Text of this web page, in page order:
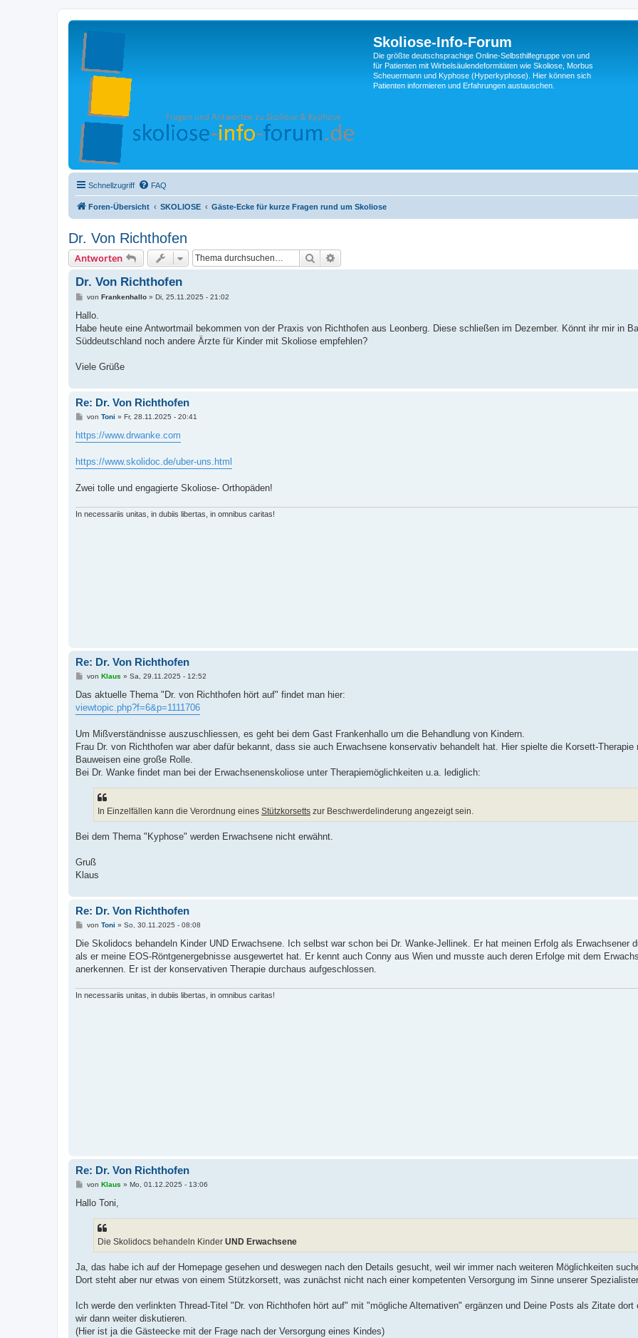
Skoliose-Info-Forum
Die größte deutschsprachige Online-Selbsthilfegruppe von und
für Patienten mit Wirbelsäulendeformitäten wie Skoliose, Morbus
Scheuermann und Kyphose (Hyperkyphose). Hier können sich
Patienten informieren und Erfahrungen austauschen.
Schnellzugriff FAQ
Foren-Übersicht SKOLIOSE Gäste-Ecke für kurze Fragen rund um Skoliose
Dr. Von Richthofen
Antworten Suche
Dr. Von Richthofen
B
i
r
a
von Frankenhallo» Di, 25.11.2025 - 21:02
Hallo.
Habe heute eine Antwortmail bekommen von der Praxis von Richthofen aus Leonberg. Diese schließen im Dezember. Könnt ihr mir in
Süddeutschland noch andere Ärzte für Kinder mit Skoliose empfehlen?
Viele Grüße
Re: Dr. Von Richthofen
B
i
t
a
g
von Toni » Fr, 28.11.2025 - 20:41
https://www.drwanke.com
https://www.skolidoc.de/uber-uns.html
Zwei tolle und engagierte Skoliose- Orthopäden!
In necessariis unitas, in dubiis libertas, in omnibus caritas!
Re: Dr. Von Richthofen
B
i
r
von Klaus » Sa, 29.11.2025 - 12:52
Das aktuelle Thema "Dr. von Richthofen hört auf" findet man hier:
viewtopic.php?f=6&p=1111706
Um Mißverständnisse auszuschliessen, es geht bei dem Gast Frankenhallo um die Behandlung von Kindern.
Frau Dr. von Richthofen war aber dafür bekannt, dass sie auch Erwachsene konservativ behandelt hat. Hier spielte die Korsett-
Bauweisen eine große Rolle.
Bei Dr. Wanke findet man bei der Erwachsenenskoliose unter Therapiemöglichkeiten u.a. lediglich:
In Einzelfällen kann die Verordnung eines Stützkorsetts zur Beschwerdelinderung angezeigt sein.
Bei dem Thema "Kyphose" werden Erwachsene nicht erwähnt.
Gruß
Klaus
Re: Dr. Von Richthofen
B
i
r
a
von Toni » So, 30.11.2025 - 08:08
Die Skolidocs behandeln Kinder UND Erwachsene. Ich selbst war schon bei Dr. Wanke-Jellinek. Er hat meinen Erfolg als Erwachsener
als er meine EOS-Röntgenergebnisse ausgewertet hat. Er kennt auch Conny aus Wien und musste auch deren Erfolge mit dem
anerkennen. Er ist der konservativen Therapie durchaus aufgeschlossen.
In necessariis unitas, in dubiis libertas, in omnibus caritas!
Re: Dr. Von Richthofen
B
i
von Klaus » Mo, 01.12.2025 - 13:06
Hallo Toni,
Die Skolidocs behandeln Kinder UND Erwachsene
Ja, das habe ich auf der Homepage gesehen und deswegen nach den Details gesucht, weil wir immer nach weiteren Möglichkeiten
Dort steht aber nur etwas von einem Stützkorsett, was zunächst nicht nach einer kompetenten Versorgung im Sinne unserer
Ich werde den verlinkten Thread-Titel "Dr. von Richthofen hört auf" mit "mögliche Alternativen" ergänzen und Deine Posts als Zitate dort
wir dann weiter diskutieren.
(Hier ist ja die Gästeecke mit der Frage nach der Versorgung eines Kindes)